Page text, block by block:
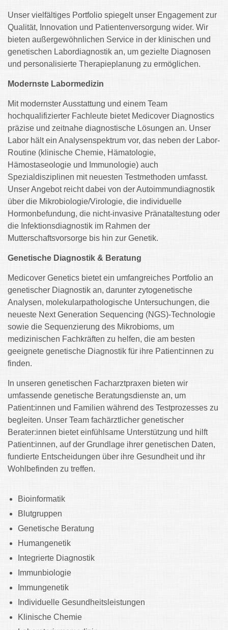
Unser vielfältiges Portfolio spiegelt unser Engagement zur
Qualität, Innovation und Patientenversorgung wider. Wir
bieten außergewöhnlichen Service in der klinischen und
genetischen Labordiagnostik an, um gezielte Diagnosen
und personalisierte Therapieplanung zu ermöglichen.
Modernste Labormedizin
Mit modernster Ausstattung und einem Team
hochqualifizierter Fachleute bietet Medicover Diagnostics
präzise und zeitnahe diagnostische Lösungen an. Unser
Labor hält ein Analysenspektrum vor, das neben der Labor-
Routine (klinische Chemie, Hämatologie,
Hämostaseologie und Immunologie) auch
Spezialdisziplinen mit neuesten Testmethoden umfasst.
Unser Angebot reicht dabei von der Autoimmundiagnostik
über die Mikrobiologie/Virologie, die individuelle
Hormonbefundung, die nicht-invasive Pränataltestung oder
die Infektionsdiagnostik im Rahmen der
Mutterschaftsvorsorge bis hin zur Genetik.
Genetische Diagnostik & Beratung
Medicover Genetics bietet ein umfangreiches Portfolio an
genetischer Diagnostik an, darunter zytogenetische
Analysen, molekularpathologische Untersuchungen, die
neueste Next Generation Sequencing (NGS)-Technologie
sowie die Sequenzierung des Mikrobioms, um
medizinischen Fachkräften zu helfen, die am besten
geeignete genetische Diagnostik für ihre Patient:innen zu
finden.
In unseren genetischen Facharztpraxen bieten wir
umfassende genetische Beratungsdienste an, um
Patient:innen und Familien während des Testprozesses zu
begleiten. Unser Team fachärztlicher genetischer
Berater:innen bietet einfühlsame Unterstützung und hilft
Patient:innen, auf der Grundlage ihrer genetischen Daten,
fundierte Entscheidungen über ihre Gesundheit und ihr
Wohlbefinden zu treffen.
Bioinformatik
Blutgruppen
Genetische Beratung
Humangenetik
Integrierte Diagnostik
Immunbiologie
Immungenetik
Individuelle Gesundheitsleistungen
Klinische Chemie